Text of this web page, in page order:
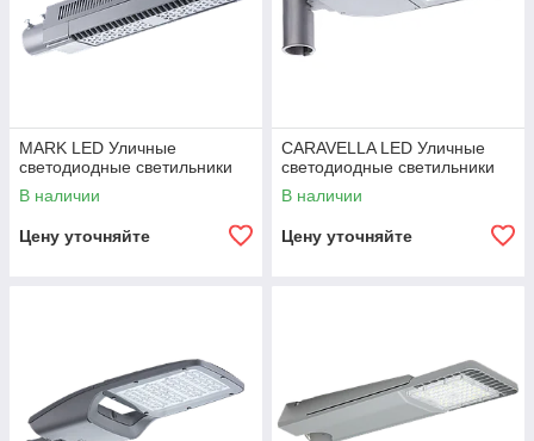
MARK LED Уличные
светодиодные светильники
В наличии
Цену уточняйте
CARAVELLA LED Уличные
светодиодные светильники
В наличии
Цену уточняйте